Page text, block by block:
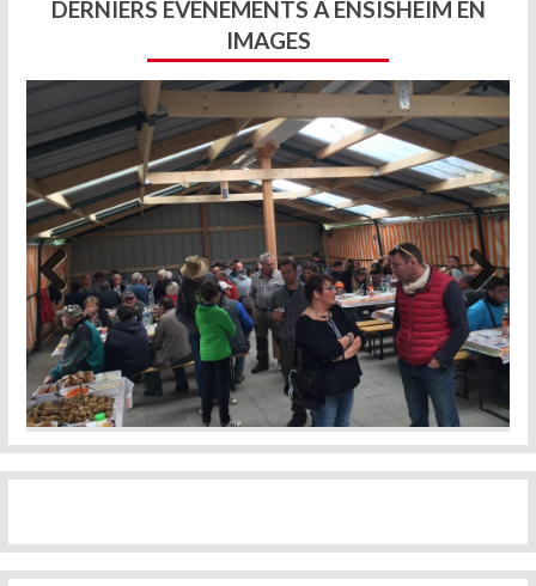
DERNIERS ÉVÉNEMENTS À ENSISHEIM EN
IMAGES
Previous Next